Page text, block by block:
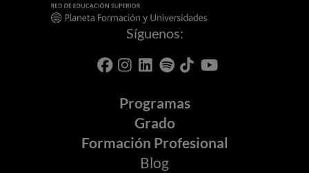
Síguenos:
Programas
Grado
Formación Profesional
Blog